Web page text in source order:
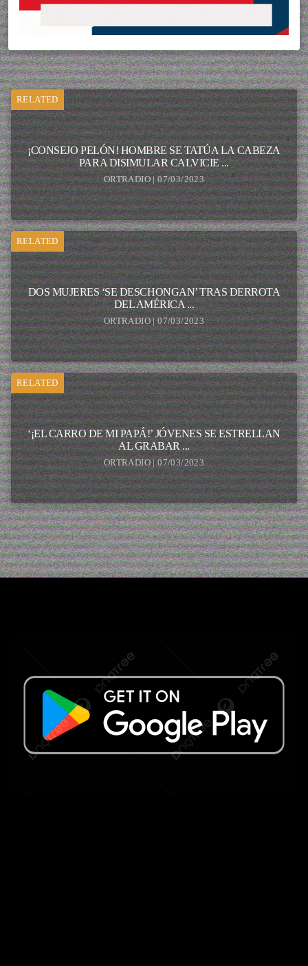
RELATED
¡CONSEJO PELÓN! HOMBRE SE TATÚA LA CABEZA
PARA DISIMULAR CALVICIE ...
ORTRADIO | 07/03/2023
RELATED
DOS MUJERES ‘SE DESCHONGAN’ TRAS DERROTA
DEL AMÉRICA ...
ORTRADIO | 07/03/2023
RELATED
‘¡EL CARRO DE MI PAPÁ!’ JÓVENES SE ESTRELLAN
AL GRABAR ...
ORTRADIO | 07/03/2023